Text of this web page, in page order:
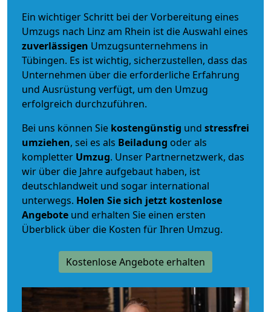
Ein wichtiger Schritt bei der Vorbereitung eines
Umzugs nach Linz am Rhein ist die Auswahl eines
zuverlässigen Umzugsunternehmens in
Tübingen. Es ist wichtig, sicherzustellen, dass das
Unternehmen über die erforderliche Erfahrung
und Ausrüstung verfügt, um den Umzug
erfolgreich durchzuführen.
Bei uns können Sie kostengünstig und stressfrei
umziehen, sei es als Beiladung oder als
kompletter Umzug. Unser Partnernetzwerk, das
wir über die Jahre aufgebaut haben, ist
deutschlandweit und sogar international
unterwegs. Holen Sie sich jetzt kostenlose
Angebote und erhalten Sie einen ersten
Überblick über die Kosten für Ihren Umzug.
Kostenlose Angebote erhalten